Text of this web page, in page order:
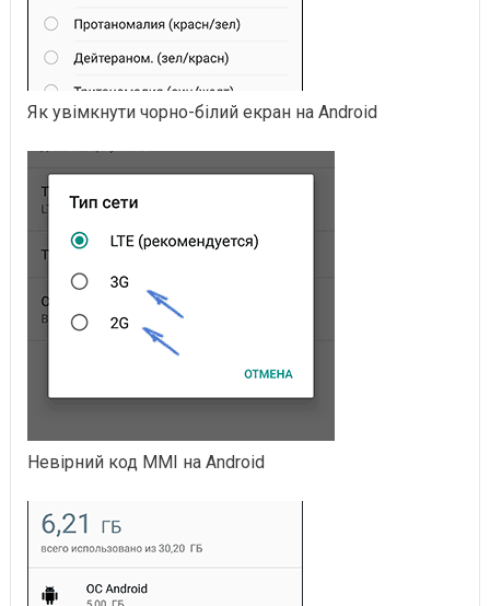
Як увімкнути чорно-білий екран на Android
Невірний код MMI на Android